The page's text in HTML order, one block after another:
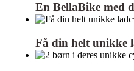
En BellaBike med
Få din helt unikke